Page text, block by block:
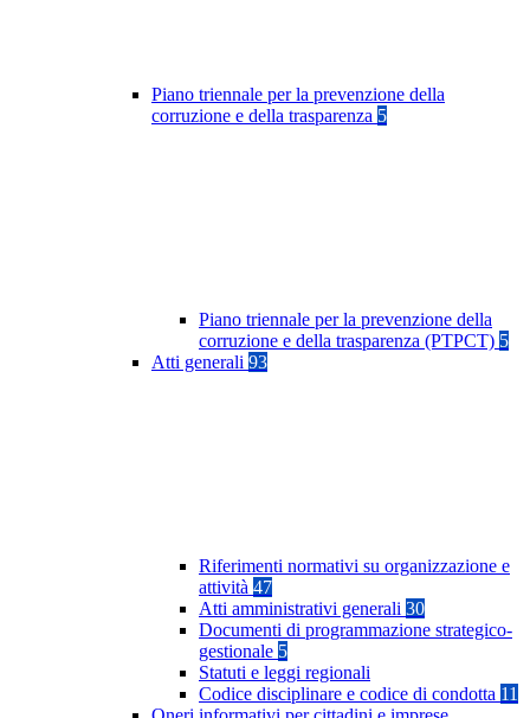
Piano triennale per la prevenzione della
corruzione e della trasparenza 5
Piano triennale per la prevenzione della
corruzione e della trasparenza (PTPCT) 5
Atti generali 93
Riferimenti normativi su organizzazione e
attività 47
Atti amministrativi generali 30
Documenti di programmazione strategico-
gestionale 5
Statuti e leggi regionali
Codice disciplinare e codice di condotta 11